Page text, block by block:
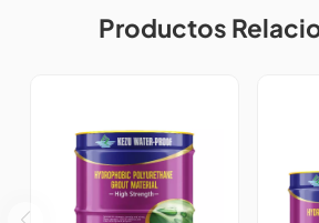
Productos